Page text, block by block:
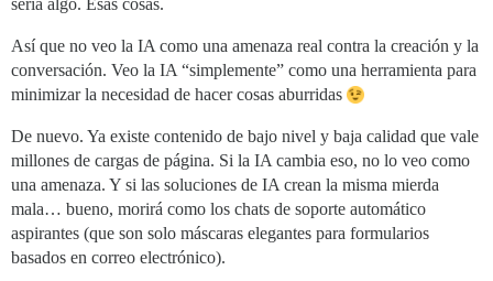
Así que no veo la IA como una amenaza real contra la creación y la
conversación. Veo la IA “simplemente” como una herramienta para
minimizar la necesidad de hacer cosas aburridas
De nuevo. Ya existe contenido de bajo nivel y baja calidad que vale
millones de cargas de página. Si la IA cambia eso, no lo veo como
una amenaza. Y si las soluciones de IA crean la misma mierda
mala… bueno, morirá como los chats de soporte automático
aspirantes (que son solo máscaras elegantes para formularios
basados en correo electrónico).